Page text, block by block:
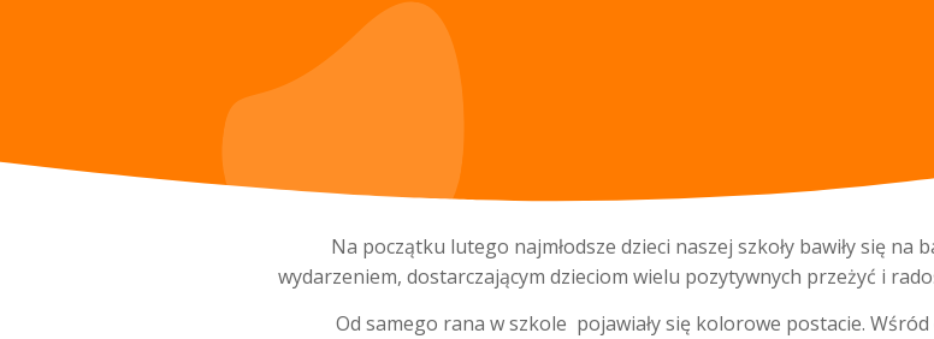
Na początku lutego najmłodsze dzieci naszej szkoły bawiły się na
wydarzeniem, dostarczającym dzieciom wielu pozytywnych przeżyć i
Od samego rana w szkole pojawiały się kolorowe postacie. Wśród